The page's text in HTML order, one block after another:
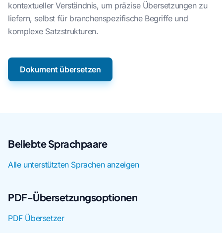
kontextueller Verständnis, um präzise Übersetzungen zu
liefern, selbst für branchenspezifische Begriffe und
komplexe Satzstrukturen.
Dokument übersetzen
Beliebte Sprachpaare
Alle unterstützten Sprachen anzeigen
PDF-Übersetzungsoptionen
PDF Übersetzer